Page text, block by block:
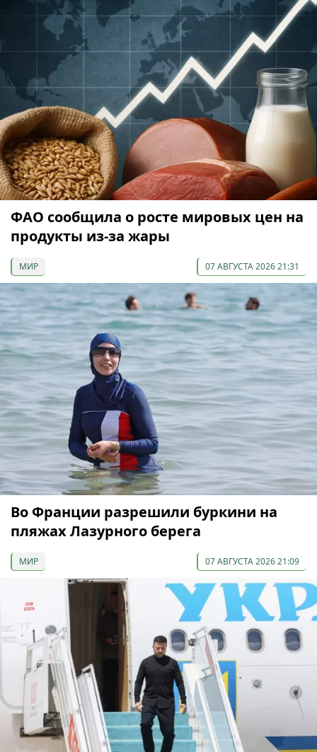
ФАО сообщила о росте мировых цен на
продукты из-за жары
МИР 07 АВГУСТА 2026 21:31
Во Франции разрешили буркини на
пляжах Лазурного берега
МИР 07 АВГУСТА 2026 21:09